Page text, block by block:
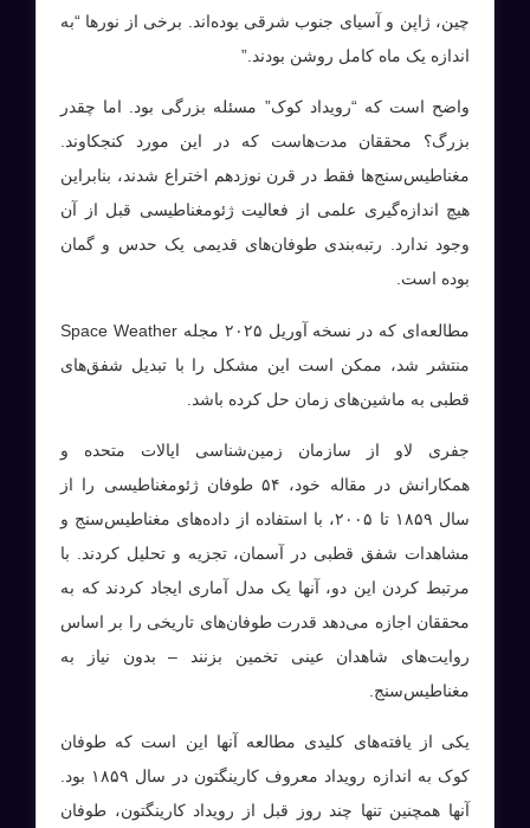
چین، ژاپن و آسیای جنوب شرقی بوده‌اند. برخی از نورها “به
اندازه یک ماه کامل روشن بودند.”
واضح است که “رویداد کوک” مسئله بزرگی بود. اما چقدر
بزرگ؟ محققان مدت‌هاست که در این مورد کنجکاوند.
مغناطیس‌سنج‌ها فقط در قرن نوزدهم اختراع شدند، بنابراین
هیچ اندازه‌گیری علمی از فعالیت ژئومغناطیسی قبل از آن
وجود ندارد. رتبه‌بندی طوفان‌های قدیمی یک حدس و گمان
بوده است.
مطالعه‌ای که در نسخه آوریل ۲۰۲۵ مجله Space Weather
منتشر شد، ممکن است این مشکل را با تبدیل شفق‌های
قطبی به ماشین‌های زمان حل کرده باشد.
جفری لاو از سازمان زمین‌شناسی ایالات متحده و
همکارانش در مقاله خود، ۵۴ طوفان ژئومغناطیسی را از
سال ۱۸۵۹ تا ۲۰۰۵، با استفاده از داده‌های مغناطیس‌سنج و
مشاهدات شفق قطبی در آسمان، تجزیه و تحلیل کردند. با
مرتبط کردن این دو، آنها یک مدل آماری ایجاد کردند که به
محققان اجازه می‌دهد قدرت طوفان‌های تاریخی را بر اساس
روایت‌های شاهدان عینی تخمین بزنند – بدون نیاز به
مغناطیس‌سنج.
یکی از یافته‌های کلیدی مطالعه آنها این است که طوفان
کوک به اندازه رویداد معروف کارینگتون در سال ۱۸۵۹ بود.
آنها همچنین تنها چند روز قبل از رویداد کارینگتون، طوفان